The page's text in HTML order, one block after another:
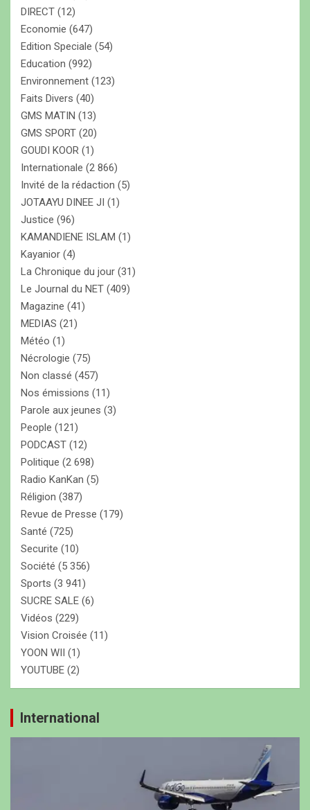
DIRECT (12)
Economie (647)
Edition Speciale (54)
Education (992)
Environnement (123)
Faits Divers (40)
GMS MATIN (13)
GMS SPORT (20)
GOUDI KOOR (1)
Internationale (2 866)
Invité de la rédaction (5)
JOTAAYU DINEE JI (1)
Justice (96)
KAMANDIENE ISLAM (1)
Kayanior (4)
La Chronique du jour (31)
Le Journal du NET (409)
Magazine (41)
MEDIAS (21)
Météo (1)
Nécrologie (75)
Non classé (457)
Nos émissions (11)
Parole aux jeunes (3)
People (121)
PODCAST (12)
Politique (2 698)
Radio KanKan (5)
Réligion (387)
Revue de Presse (179)
Santé (725)
Securite (10)
Société (5 356)
Sports (3 941)
SUCRE SALE (6)
Vidéos (229)
Vision Croisée (11)
YOON WII
(1)
YOUTUBE (2)
International